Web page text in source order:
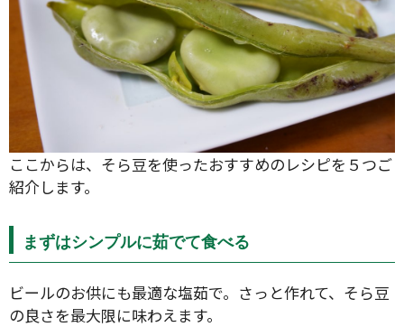
ここからは、そら豆を使ったおすすめのレシピを５つご
紹介します。
まずはシンプルに茹でて食べる
ビールのお供にも最適な塩茹で。さっと作れて、そら豆
の良さを最大限に味わえます。